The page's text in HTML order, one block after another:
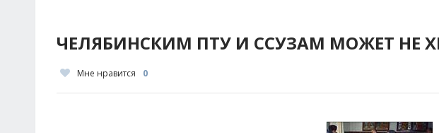
ЧЕЛЯБИНСКИМ ПТУ И ССУЗАМ МОЖЕТ НЕ
Мне нравится 0